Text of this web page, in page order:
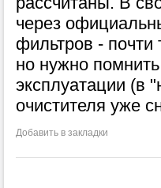
через
фильтров - почти
но нужно
эксплуатации (в
очистителя уже
Добавить в закладки